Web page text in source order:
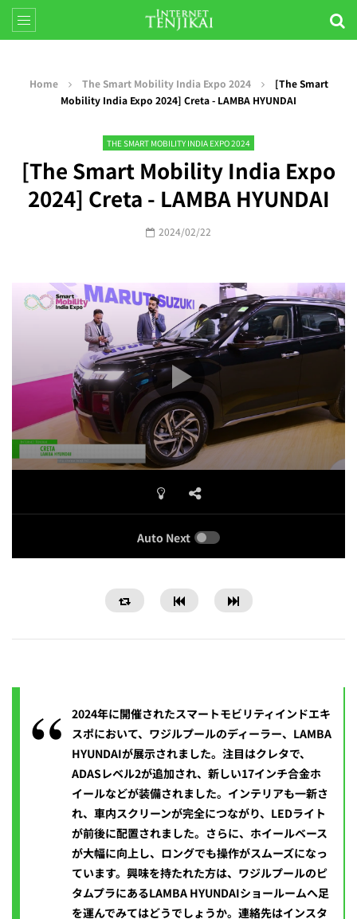
Home The Smart Mobility India Expo 2024
[The Smart
Mobility India Expo 2024] Creta - LAMBA HYUNDAI
THE SMART MOBILITY INDIA EXPO 2024
[The Smart Mobility India Expo
2024] Creta - LAMBA HYUNDAI
2024/02/22
Auto Next
2024年に開催されたスマートモビリティインドエキ
スポにおいて、ワジルプールのディーラー、LAMBA
HYUNDAIが展示されました。注目はクレタで、
ADASレベル2が追加され、新しい17インチ合金ホ
イールなどが装備されました。インテリアも一新さ
れ、車内スクリーンが完全につながり、LEDライト
が前後に配置されました。さらに、ホイールベース
が大幅に向上し、ロングでも操作がスムーズになっ
ています。興味を持たれた方は、ワジルプールのピ
タムプラにあるLAMBA HYUNDAIショールームへ足
を運んでみてはどうでしょうか。連絡先はインスタ